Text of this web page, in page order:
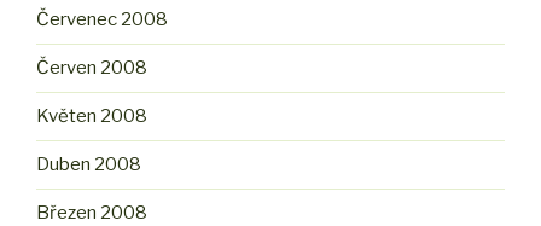
Červenec 2008
Červen 2008
Květen 2008
Duben 2008
Březen 2008